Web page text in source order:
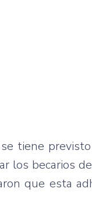
tiene
los becarios
que esta